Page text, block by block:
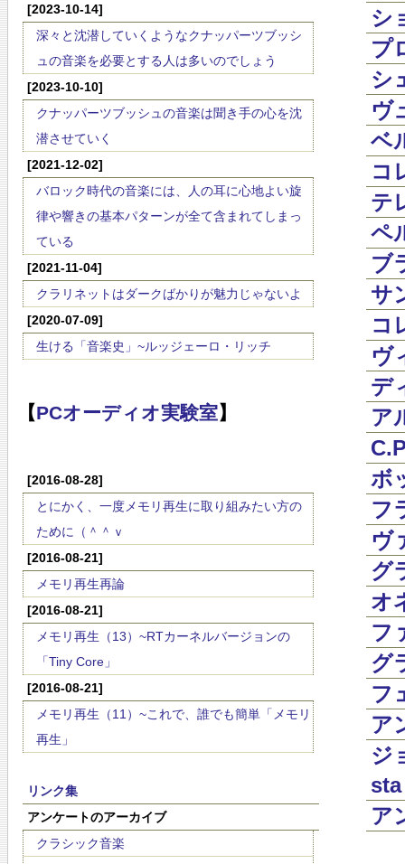
[2023-10-14]
深々と沈潜していくようなクナッパーツブッシ
ュの音楽を必要とする人は多いのでしょう
[2023-10-10]
クナッパーツブッシュの音楽は聞き手の心を沈
潜させていく
[2021-12-02]
バロック時代の音楽には、人の耳に心地よい旋
律や響きの基本パターンが全て含まれてしまっ
ている
[2021-11-04]
クラリネットはダークばかりが魅力じゃないよ
[2020-07-09]
生ける「音楽史」~ルッジェーロ・リッチ
【PCオーディオ実験室】
[2016-08-28]
とにかく、一度メモリ再生に取り組みたい方の
ために（＾＾ｖ
[2016-08-21]
メモリ再生再論
[2016-08-21]
メモリ再生（13）~RTカーネルバージョンの
「Tiny Core」
[2016-08-21]
メモリ再生（11）~これで、誰でも簡単「メモリ
再生」
リンク集
アンケートのアーカイブ
クラシック音楽
シ
プ
シ
ヴ
ベ
コ
テ
ペ
ブ
サ
コ
ヴ
デ
ア
ボ
フ
ヴ
グ
オ
フ
グ
フ
ア
ジ
ア